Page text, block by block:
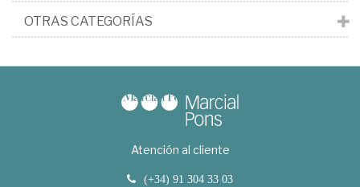
OTRAS CATEGORÍAS
Atención al cliente
(+34) 91 304 33 03